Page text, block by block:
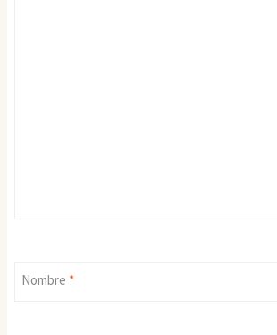
Nombre *